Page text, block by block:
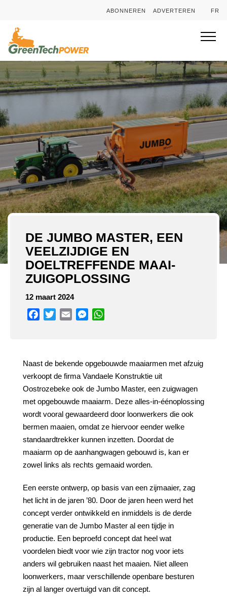
ABONNEREN ADVERTEREN FR
DE JUMBO MASTER, EEN
VEELZIJDIGE EN
DOELTREFFENDE MAAI-
ZUIGOPLOSSING
12 maart 2024
Facebook
TwitterEmail Messenger
Naast de bekende opgebouwde maaiarmen met afzuig
verkoopt de firma Vandaele Konstruktie uit
Oostrozebeke ook de Jumbo Master, een zuigwagen
met opgebouwde maaiarm. Deze alles-in-éénoplossing
wordt vooral gewaardeerd door loonwerkers die ook
bermen maaien, omdat ze hiervoor eender welke
standaardtrekker kunnen inzetten. Doordat de
maaiarm op de aanhangwagen gebouwd is, kan er
zowel links als rechts gemaaid worden.
Een eerste ontwerp, op basis van een zijmaaier, zag
het licht in de jaren ’80. Door de jaren heen werd het
concept verder ontwikkeld en inmiddels is de derde
generatie van de Jumbo Master al een tijdje in
productie. Een beproefd concept dat heel wat
voordelen biedt voor wie zijn tractor nog voor iets
anders wil gebruiken naast het maaien. Niet alleen
loonwerkers, maar verschillende openbare besturen
zijn al langer overtuigd van dit concept.